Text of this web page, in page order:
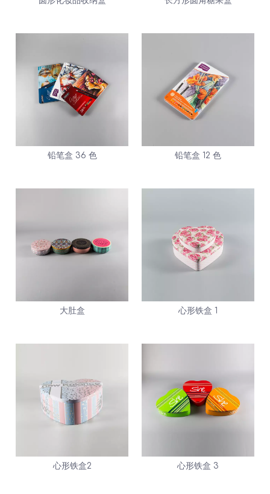
铅笔盒 36 色 铅笔盒 12 色
大肚盒 心形铁盒 1
心形铁盒2 心形铁盒 3